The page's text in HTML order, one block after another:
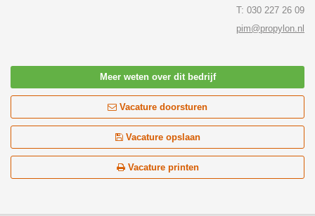
T: 030 227 26 09
pim@propylon.nl
Meer weten over dit bedrijf
Vacature doorsturen
Vacature opslaan
Vacature printen